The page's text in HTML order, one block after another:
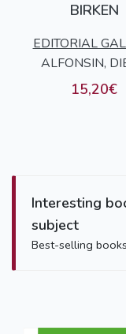
BIRKEN
EDITORIAL
S.A.
ALFONSIN,
15,20€
Interesting
subject
Best-selling